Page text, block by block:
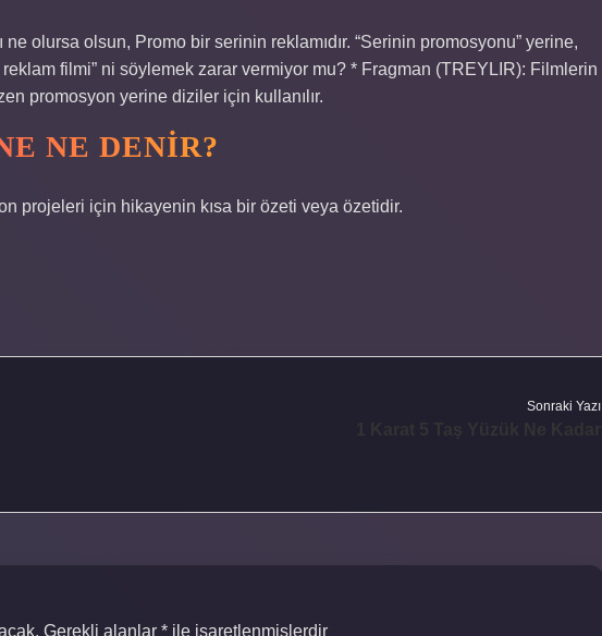
ne olursa olsun, Promo bir serinin reklamıdır. “Serinin promosyonu” yerine,
reklam filmi” ni söylemek zarar vermiyor mu? * Fragman (TREYLIR): Filmlerin
promosyon yerine diziler için kullanılır.
NE DENIR?
projeleri için hikayenin kısa bir özeti veya özetidir.
Sonraki Yazı
Gerekli alanlar * ile işaretlenmişlerdir